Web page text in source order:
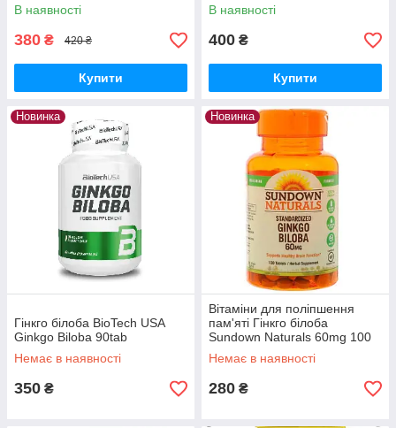
В наявності
380 ₴ 420 ₴
Купити
В наявності
400 ₴
Купити
Новинка
Гінкго білоба BioTech USA
Ginkgo Biloba 90tab
Немає в наявності
350 ₴
Новинка
Вітаміни для поліпшення
пам'яті Гінкго білоба
Sundown Naturals 60mg 100
tab
Немає в наявності
280 ₴